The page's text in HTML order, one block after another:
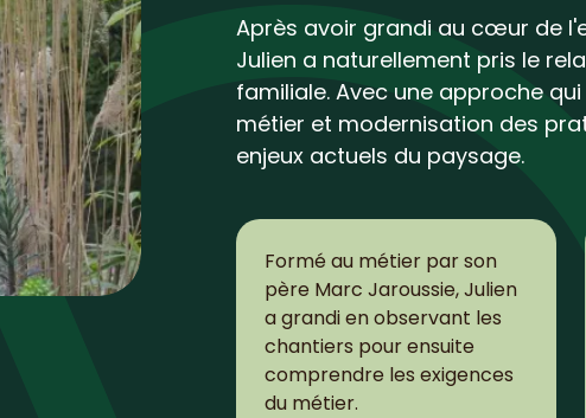
Après avoir grandi au cœur de
Julien a naturellement pris le
familiale. Avec une approche
métier et modernisation des
enjeux actuels du paysage.
Formé au métier par son
père Marc Jaroussie, Julien
a grandi en observant les
chantiers pour ensuite
comprendre les exigences
du métier.